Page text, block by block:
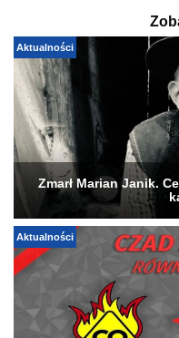
Aktualności
Zmarł Marian Janik.
Aktualności